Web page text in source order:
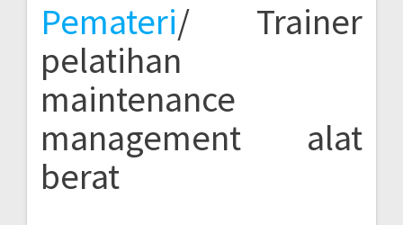
Pemateri/ Trainer
pelatihan
maintenance
management alat
berat